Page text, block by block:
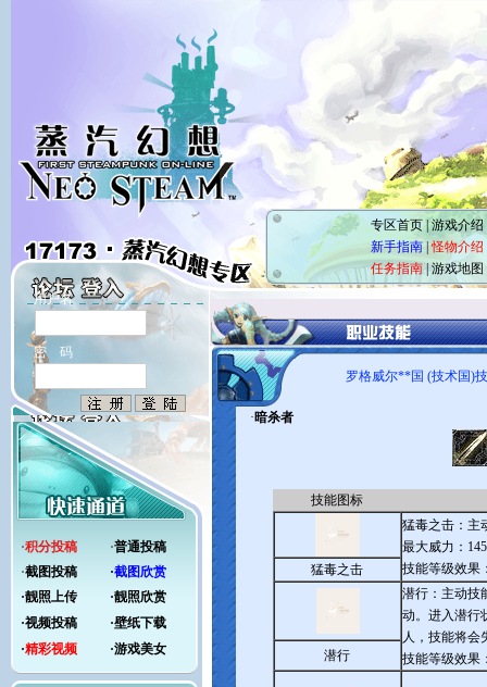
专区首页| 游戏介绍
新手指南 |怪物介绍
任务指南|游戏地图
用户名
密 码
·积分投稿 ·普通投稿
·截图投稿 ·截图欣赏
·靓照上传 ·靓照欣赏
·视频投稿 ·壁纸下载
·精彩视频 ·游戏美女
罗格威尔**国 (技术国)
·暗杀者
技能图标
猛毒之击：主
最大威力：145
技能等级效果
猛毒之击
潜行：主动技
动。进入潜行
人，技能将会
技能等级效果
潜行